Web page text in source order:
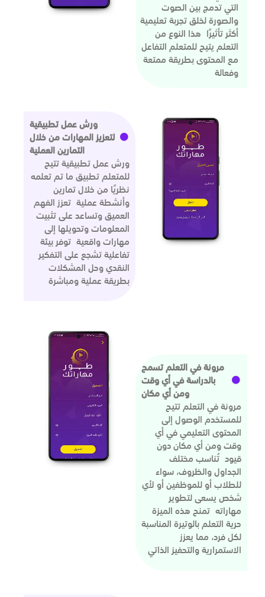
التي تدمج بين الصوت
والصورة لخلق تجربة تعليمية
أكثر تأثيرًا هذا النوع من
التعلم يتيح للمتعلم التفاعل
مع المحتوى بطريقة ممتعة
وفعالة
ورش عمل تطبيقية
لتعزيز المهارات من خلال
التمارين العملية
ورش عمل تطبيقية تتيح
للمتعلم تطبيق ما تم تعلمه
نظريًا من خلال تمارين
وأنشطة عملية تعزز الفهم
العميق وتساعد على تثبيت
المعلومات وتحويلها إلى
مهارات واقعية توفر بيئة
تفاعلية تشجع على التفكير
النقدي وحل المشكلات
بطريقة عملية ومباشرة
مرونة في التعلم تسمح
بالدراسة في أي وقت
ومن أي مكان
مرونة في التعلم تتيح
للمستخدم الوصول إلى
المحتوى التعليمي في أي
وقت ومن أي مكان دون
قيود تُناسب مختلف
الجداول والظروف، سواء
للطلاب أو للموظفين أو لأي
شخص يسعى لتطوير
مهاراته تمنح هذه الميزة
حرية التعلم بالوتيرة المناسبة
لكل فرد، مما يعزز
الاستمرارية والتحفيز الذاتي